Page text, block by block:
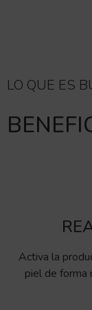
LO QUE ES
Activa la
piel de forma